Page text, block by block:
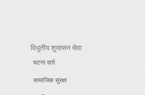
विधुतीय शुसासन सेवा
घटना दर्ता
सामाजिक सुरक्षा